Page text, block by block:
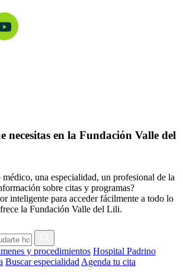
necesitas en la Fundación Valle del
una especialidad, un profesional de la
sobre citas y programas?
inteligente para acceder fácilmente a todo lo
la Fundación Valle del Lili.
y procedimientos Hospital Padrino
Buscar especialidad Agenda tu cita